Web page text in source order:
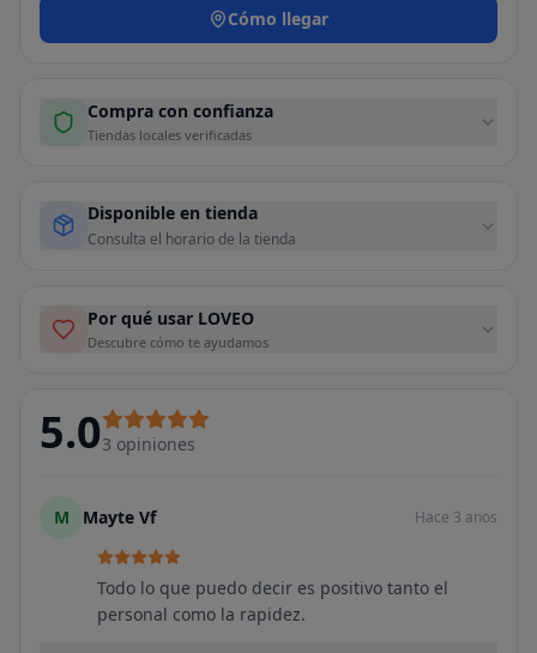
Cómo llegar
Compra con confianza
Tiendas locales verificadas
Disponible en tienda
Consulta el horario de la tienda
Por qué usar LOVEO
Descubre cómo te ayudamos
5.03 opiniones
M Mayte Vf Hace 3 anos
Todo lo que puedo decir es positivo tanto el
personal como la rapidez.